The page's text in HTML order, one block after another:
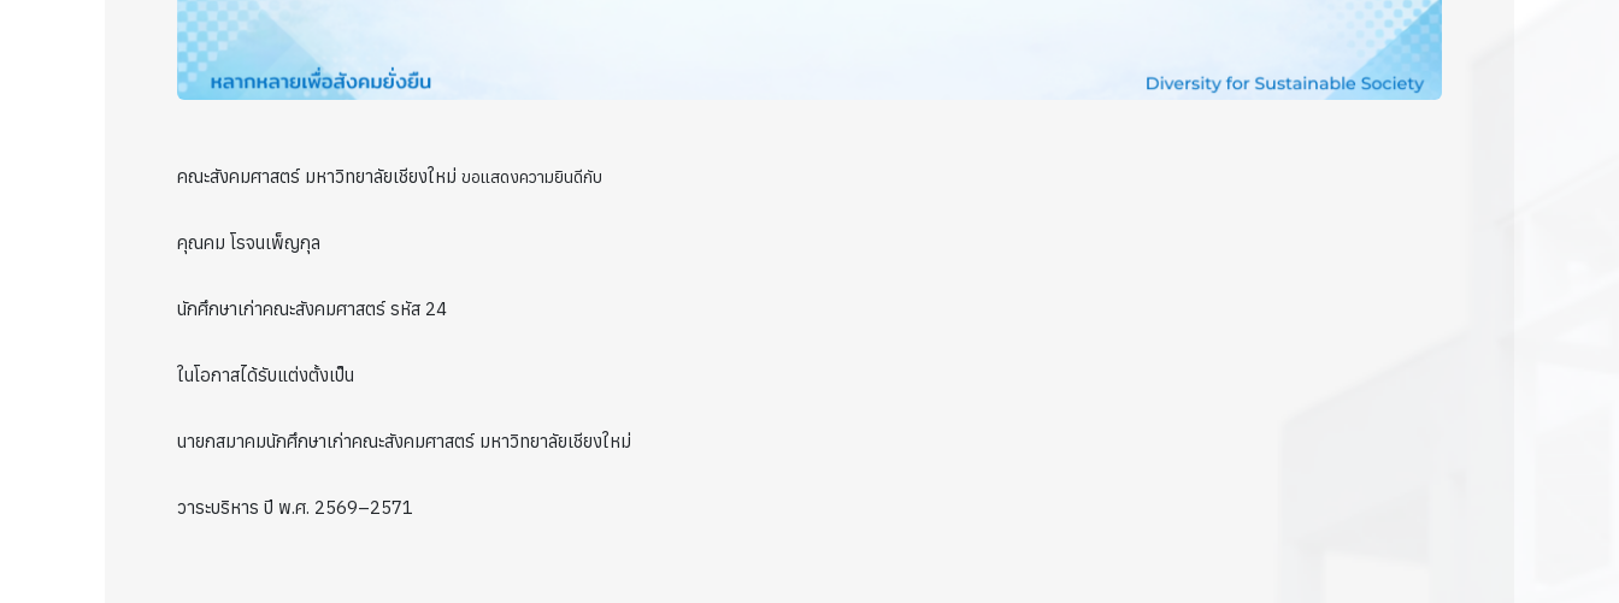
คณะสังคมศาสตร์ มหาวิทยาลัยเชียงใหม่ ขอแสดงความยินดีกับ
คุณคม โรจนเพ็ญกุล
นักศึกษาเก่าคณะสังคมศาสตร์ รหัส 24
ในโอกาสได้รับแต่งตั้งเป็น
นายกสมาคมนักศึกษาเก่าคณะสังคมศาสตร์ มหาวิทยาลัยเชียงใหม่
วาระบริหาร ปี พ.ศ. 2569–2571